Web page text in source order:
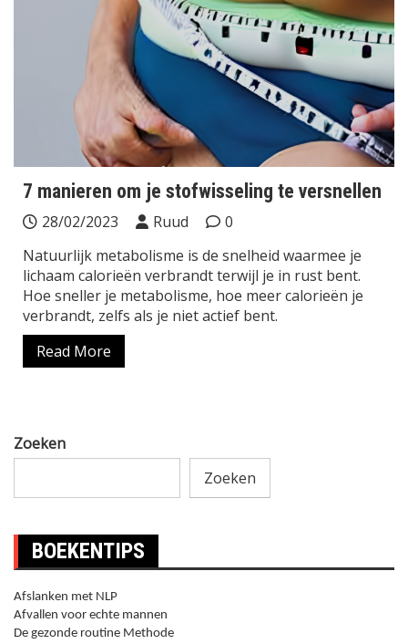
7 manieren om je stofwisseling te versnellen
28/02/2023 Ruud
0
Natuurlijk metabolisme is de snelheid waarmee je
lichaam calorieën verbrandt terwijl je in rust bent.
Hoe sneller je metabolisme, hoe meer calorieën je
verbrandt, zelfs als je niet actief bent.
Read More
Zoeken
Zoeken
BOEKENTIPS
Afslanken met NLP
Afvallen voor echte mannen
De gezonde routine Methode